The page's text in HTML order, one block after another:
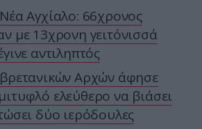
Αγχίαλο: 66χρονος
με 13χρονη γειτόνισσά
αντιληπτός
Αρχών άφησε
ελεύθερο να βιάσει
δύο ιερόδουλες